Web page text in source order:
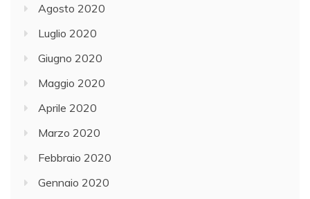
Agosto 2020
Luglio 2020
Giugno 2020
Maggio 2020
Aprile 2020
Marzo 2020
Febbraio 2020
Gennaio 2020